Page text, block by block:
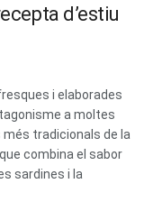
d’estiu
i elaborades
a moltes
més tradicionals de la
combina el sabor
sardines i la